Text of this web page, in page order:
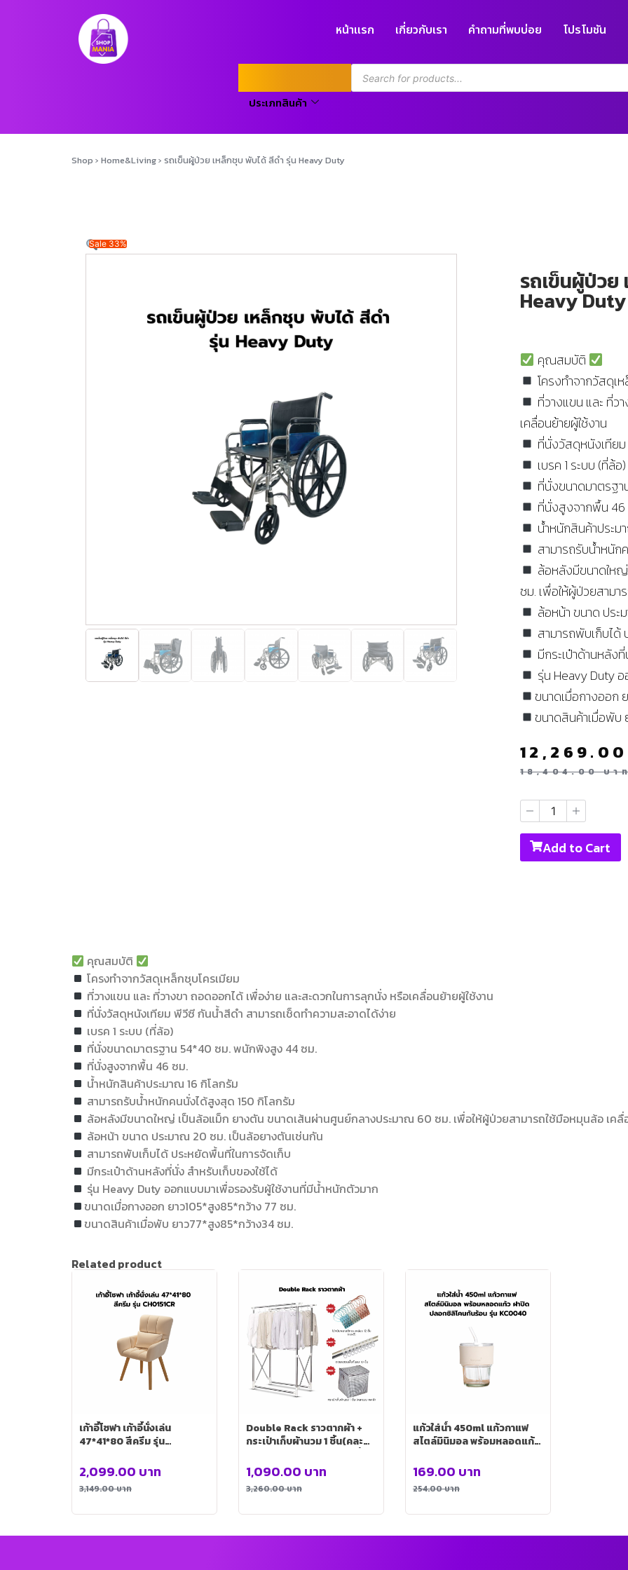
หน้าแรก เกี่ยวกับเรา คำถามที่พบบ่อย โปรโมชัน
ประเภทสินค้า
Shop › Home&Living› รถเข็นผู้ป่วย เหล็กชุบ พับได้ สีดำ รุ่น Heavy Duty
Sale 33%
รถเข็นผู้ป่วย
Heavy Duty
คุณสมบัติ
โครงทำจากวัสดุเ
ที่วางแขน และ ที่ว
เคลื่อนย้ายผู้ใช้งาน
ที่นั่งวัสดุหนังเทียม
เบรค 1 ระบบ (ที่ล้อ)
ที่นั่งขนาดมาตรฐ
ที่นั่งสูงจากพื้น 46
น้ำหนักสินค้าประม
สามารถรับน้ำหนัก
ล้อหลังมีขนาดให
ซม. เพื่อให้ผู้ป่วยสามา
ล้อหน้า ขนาด ปร
สามารถพับเก็บได้
มีกระเป๋าด้านหลัง
รุ่น Heavy Duty
ขนาดเมื่อกางออก
ขนาดสินค้าเมื่อพับ
18,404.00บา
12,269.00
Add to Cart
คุณสมบัติ
โครงทำจากวัสดุเหล็กชุบโครเมียม
ที่วางแขน และ ที่วางขา ถอดออกได้ เพื่อง่าย และสะดวกในการลุกนั่ง หรือเคลื่อนย้ายผู้ใช้งาน
ที่นั่งวัสดุหนังเทียม พีวีซี กันน้ำสีดำ สามารถเช็ดทำความสะอาดได้ง่าย
เบรค 1 ระบบ (ที่ล้อ)
ที่นั่งขนาดมาตรฐาน 54*40 ซม. พนักพิงสูง 44 ซม.
ที่นั่งสูงจากพื้น 46 ซม.
น้ำหนักสินค้าประมาณ 16 กิโลกรัม
สามารถรับน้ำหนักคนนั่งได้สูงสุด 150 กิโลกรัม
ล้อหลังมีขนาดใหญ่ เป็นล้อแม็ก ยางตัน ขนาดเส้นผ่านศูนย์กลางประมาณ 60 ซม. เพื่อให้ผู้ป่วยสามารถใช้มือหมุนล้อ เคลื่
ล้อหน้า ขนาด ประมาณ 20 ซม. เป็นล้อยางตันเช่นกัน
สามารถพับเก็บได้ ประหยัดพื้นที่ในการจัดเก็บ
มีกระเป๋าด้านหลังที่นั่ง สำหรับเก็บของใช้ได้
รุ่น Heavy Duty ออกแบบมาเพื่อรองรับผู้ใช้งานที่มีน้ำหนักตัวมาก
ขนาดเมื่อกางออก ยาว105*สูง85*กว้าง 77 ซม.
ขนาดสินค้าเมื่อพับ ยาว77*สูง85*กว้าง34 ซม.
Related product
เก้าอี้โซฟา เก้าอี้นั่งเล่น
47*41*80 สีครีม รุ่น
3,149.00บาท
2,099.00 บาท
Double Rack ราวตากผ้า +
กระเป๋าเก็บผ้านวม 1 ชิ้น(คละ
กันลม 10 ชิ้น + ไม้หนีบพลาสติก
แบบคล้อง 12 ชิ้น (คละสี)
3,260.00บาท
1,090.00 บาท
แก้วใส่น้ำ 450ml แก้วกาแฟ
สไตล์มินิมอล พร้อมหลอดแก้ว
KC0040
254.00บาท
169.00 บาท